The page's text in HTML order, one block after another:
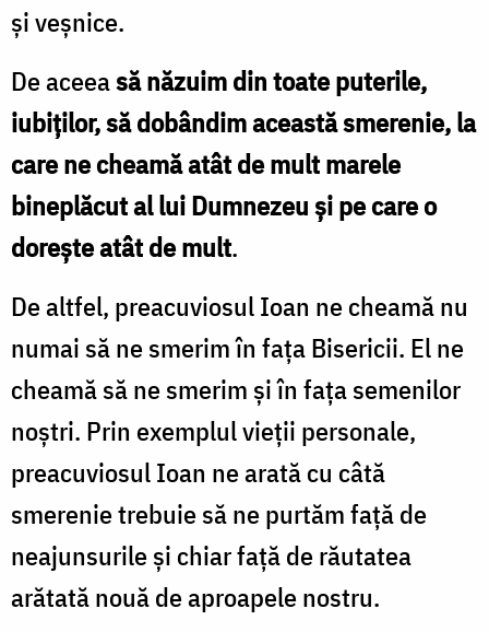
şi veşnice.
De aceeasă năzuim din toate puterile,
iubiţilor, să dobândim această smerenie, la
care ne cheamă atât de mult marele
bineplăcut al lui Dumnezeu şi pe care o
doreşte atât de mult.
De altfel, preacuviosul Ioan ne cheamă nu
numai să ne smerim în faţa Bisericii. El ne
cheamă să ne smerim şi în faţa semenilor
noştri. Prin exemplul vieţii personale,
preacuviosul Ioan ne arată cu câtă
smerenie trebuie să ne purtăm faţă de
neajunsurile şi chiar faţă de răutatea
arătată nouă de aproapele nostru.